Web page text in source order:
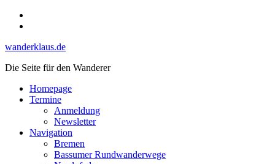
Skip
wanderklaus.de
Die Seite für den Wanderer
Homepage
Termine
Anmeldung
Newsletter
Navigation
Bremen
Bassumer Rundwanderwege